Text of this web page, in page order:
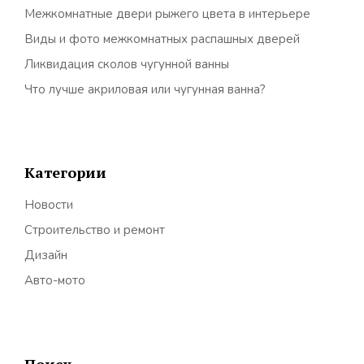
Межкомнатные двери рыжего цвета в интерьере
Виды и фото межкомнатных распашных дверей
Ликвидация сколов чугунной ванны
Что лучше акриловая или чугунная ванна?
Категории
Новости
Строительство и ремонт
Дизайн
Авто-мото